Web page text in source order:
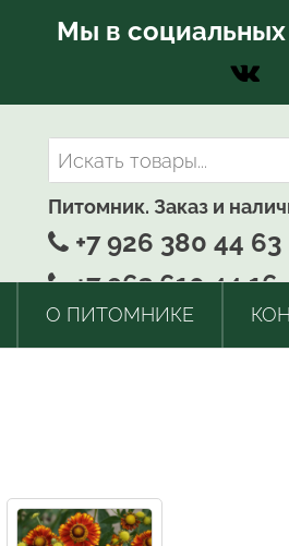
Мы в социальных
Питомник. Заказ и
+7 926 380 44 63
+7 963 610 44 16
О ПИТОМНИКЕ